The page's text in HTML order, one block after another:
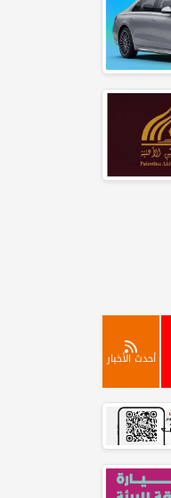
أحدث الأخبار